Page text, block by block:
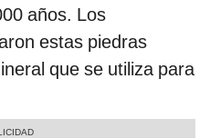
años. Los
estas piedras
que se utiliza para